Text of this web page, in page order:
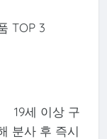
TOP 3
19세 이상 구
분사 후 즉시